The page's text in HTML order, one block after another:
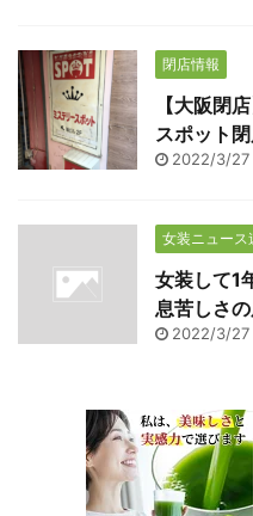
閉店情報
【大阪閉
スポット閉
2022/3/27
女装ニュース
女装して1
息苦しさ
2022/3/27